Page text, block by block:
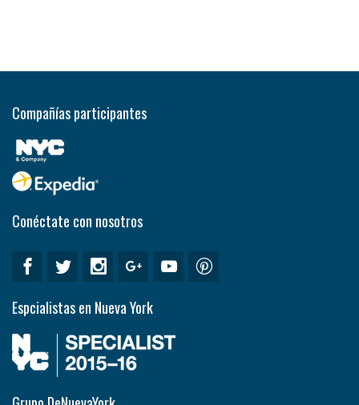
Compañías participantes
Conéctate con nosotros
Espcialistas en Nueva York